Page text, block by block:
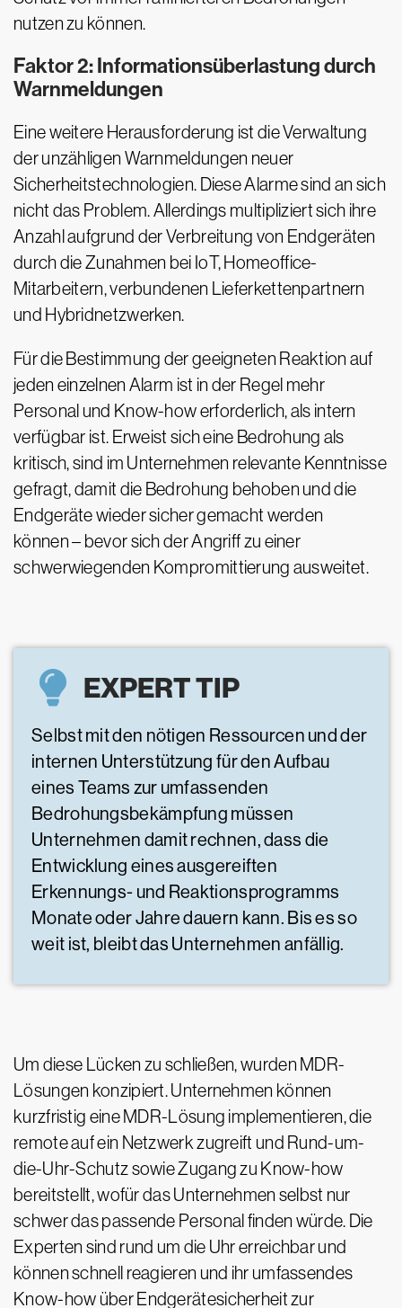
nutzen zu können.
Faktor 2: Informationsüberlastung durch
Warnmeldungen
Eine weitere Herausforderung ist die Verwaltung
der unzähligen Warnmeldungen neuer
Sicherheitstechnologien. Diese Alarme sind an sich
nicht das Problem. Allerdings multipliziert sich ihre
Anzahl aufgrund der Verbreitung von Endgeräten
durch die Zunahmen bei IoT, Homeoffice-
Mitarbeitern, verbundenen Lieferkettenpartnern
und Hybridnetzwerken.
Für die Bestimmung der geeigneten Reaktion auf
jeden einzelnen Alarm ist in der Regel mehr
Personal und Know-how erforderlich, als intern
verfügbar ist. Erweist sich eine Bedrohung als
kritisch, sind im Unternehmen relevante Kenntnisse
gefragt, damit die Bedrohung behoben und die
Endgeräte wieder sicher gemacht werden
können – bevor sich der Angriff zu einer
schwerwiegenden Kompromittierung ausweitet.
EXPERT TIP
Selbst mit den nötigen Ressourcen und der
internen Unterstützung für den Aufbau
eines Teams zur umfassenden
Bedrohungsbekämpfung müssen
Unternehmen damit rechnen, dass die
Entwicklung eines ausgereiften
Erkennungs- und Reaktionsprogramms
Monate oder Jahre dauern kann. Bis es so
weit ist, bleibt das Unternehmen anfällig.
Um diese Lücken zu schließen, wurden MDR-
Lösungen konzipiert. Unternehmen können
kurzfristig eine MDR-Lösung implementieren, die
remote auf ein Netzwerk zugreift und Rund-um-
die-Uhr-Schutz sowie Zugang zu Know-how
bereitstellt, wofür das Unternehmen selbst nur
schwer das passende Personal finden würde. Die
Experten sind rund um die Uhr erreichbar und
können schnell reagieren und ihr umfassendes
Know-how über Endgerätesicherheit zur